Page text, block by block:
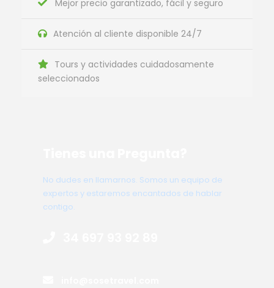
Mejor precio garantizado, fácil y seguro
Atención al cliente disponible 24/7
Tours y actividades cuidadosamente
seleccionados
No dudes en llamarnos. Somos un equipo de
expertos y estaremos encantados de hablar
contigo.